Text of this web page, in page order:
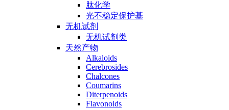
肽化学
光不稳定保护基
无机试剂
无机试剂类
天然产物
Alkaloids
Cerebrosides
Chalcones
Coumarins
Diterpenoids
Flavonoids